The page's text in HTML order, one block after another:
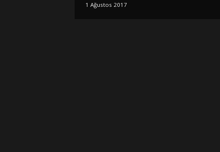
1 Ağustos 2017